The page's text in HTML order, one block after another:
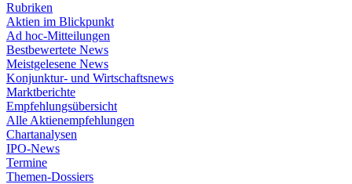
Rubriken
Aktien im Blickpunkt
Ad hoc-Mitteilungen
Bestbewertete News
Meistgelesene News
Konjunktur- und Wirtschaftsnews
Marktberichte
Empfehlungsübersicht
Alle Aktienempfehlungen
Chartanalysen
IPO-News
Termine
Themen-Dossiers